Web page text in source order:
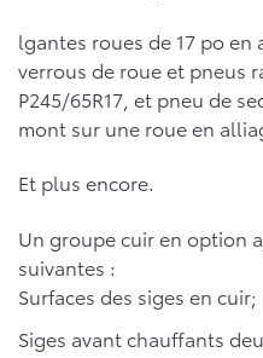
lgantes roues de 17 po en
verrous de roue et pneus
P245/65R17, et pneu de
mont sur une roue en
Et plus encore.
Un groupe cuir en option
suivantes :
Surfaces des siges en cuir;
Siges avant chauffants